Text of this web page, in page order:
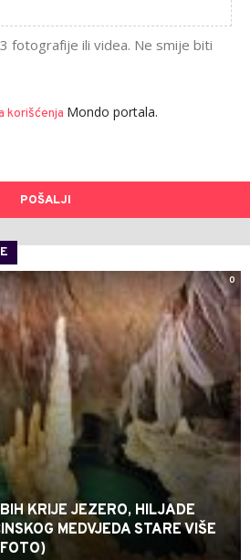
fotografije ili videa. Ne smije biti
korišćenja Mondo portala.
POŠALJI
0
KRIJE JEZERO, HILJADE
MEDVJEDA STARE VIŠE